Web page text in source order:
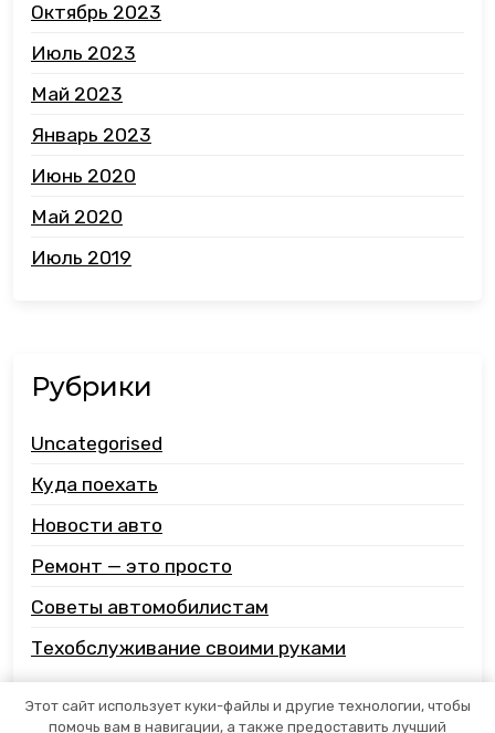
Октябрь 2023
Июль 2023
Май 2023
Январь 2023
Июнь 2020
Май 2020
Июль 2019
Рубрики
Uncategorised
Куда поехать
Новости авто
Ремонт — это просто
Советы автомобилистам
Техобслуживание своими руками
Этот сайт использует куки-файлы и другие технологии, чтобы
помочь вам в навигации, а также предоставить лучший